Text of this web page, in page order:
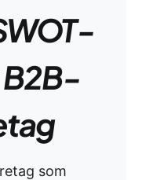
B2B-
som